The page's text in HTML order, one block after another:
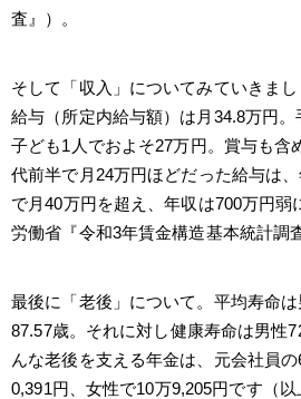
査』）。
そして「収入」についてみていきま
給与（所定内給与額）は月34.8万円
子ども1人でおよそ27万円。賞与も含
代前半で月24万円ほどだった給与は
で月40万円を超え、年収は700万円弱
労働省『令和3年賃金構造基本統計調
最後に「老後」について。平均寿命
87.57歳。それに対し健康寿命は男性
んな老後を支える年金は、元会社員
0,391円、女性で10万9,205円です（